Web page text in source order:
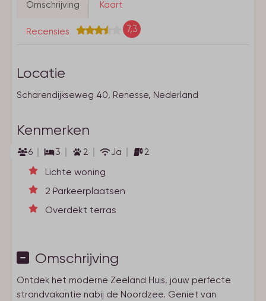
Omschrijving Kaart
Recensies 7,3
Locatie
Scharendijkseweg 40, Renesse, Nederland
Kenmerken
6 3 2 Ja 2
Lichte woning
2 Parkeerplaatsen
Overdekt terras
Omschrijving
Ontdek het moderne Zeeland Huis, jouw perfecte
strandvakantie nabij de Noordzee. Geniet van